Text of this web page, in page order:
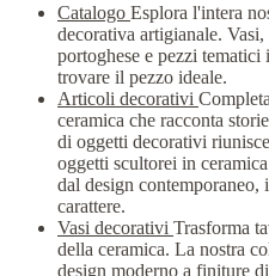
Catalogo Esplora l'intera
decorativa artigianale.
portoghese e pezzi
trovare il pezzo ideale.
Articoli decorativi
ceramica che racconta
di oggetti decorativi
oggetti scultorei in
dal design
carattere.
Vasi decorativi Trasforma
della ceramica. La nostra
design moderno a finiture